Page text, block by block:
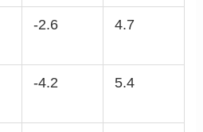
-2.6 4.7
-4.2 5.4